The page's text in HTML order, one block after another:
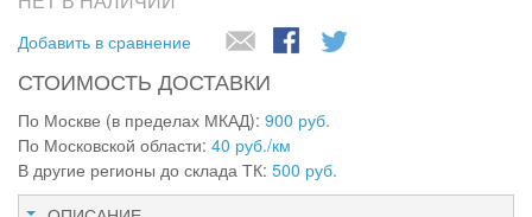
Добавить в сравнение
СТОИМОСТЬ ДОСТАВКИ
По Москве (в пределах МКАД): 900 руб.
По Московской области: 40 руб./км
В другие регионы до склада ТК: 500 руб.